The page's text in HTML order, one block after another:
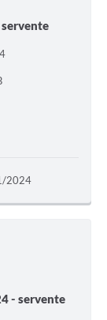
servente
2024
- servente